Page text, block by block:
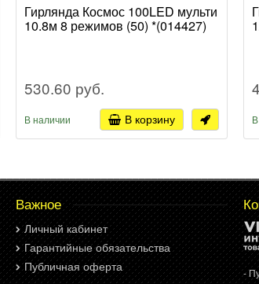
Гирлянда Космос 100LED мульти
10.8м 8 режимов (50) *(014427)
530.60 руб.
В наличии В корзину
Важное
Личный кабинет
Гарантийные обязательства
Публичная оферта
-